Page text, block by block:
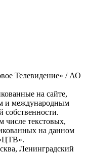
Телевидение» / АО
на сайте,
и международным
собственности.
числе текстовых,
на данном
Ленинградский